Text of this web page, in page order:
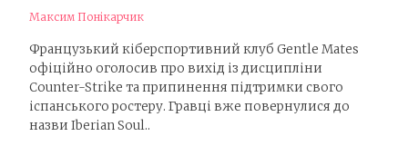
Максим Понікарчик
Французький кіберспортивний клуб Gentle Mates
офіційно оголосив про вихід із дисципліни
Counter-Strike та припинення підтримки свого
іспанського ростеру. Гравці вже повернулися до
назви Iberian Soul..